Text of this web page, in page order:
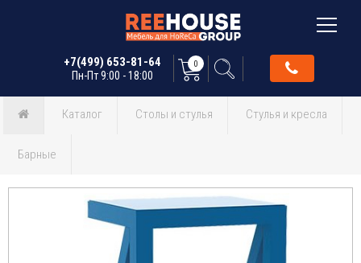
+7(499) 653-81-64
Пн-Пт 9:00 - 18:00
0
Каталог Столы и стулья Стулья и кресла
Барные